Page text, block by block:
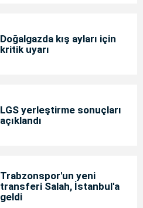
Doğalgazda kış ayları için
kritik uyarı
LGS yerleştirme sonuçları
açıklandı
Trabzonspor'un yeni
transferi Salah, İstanbul'a
geldi